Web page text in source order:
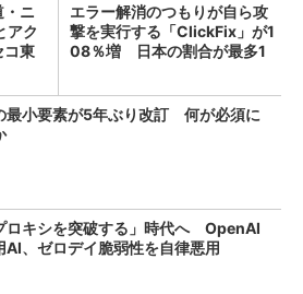
・ニ
アク
コ東
不
エラー解消のつもりが自ら攻
撃を実行する「ClickFix」が1
08％増 日本の割合が最多1
最小要素が5年ぶり改訂 何が必須に
ロキシを突破する」時代へ OpenAI
AI、ゼロデイ脆弱性を自律悪用